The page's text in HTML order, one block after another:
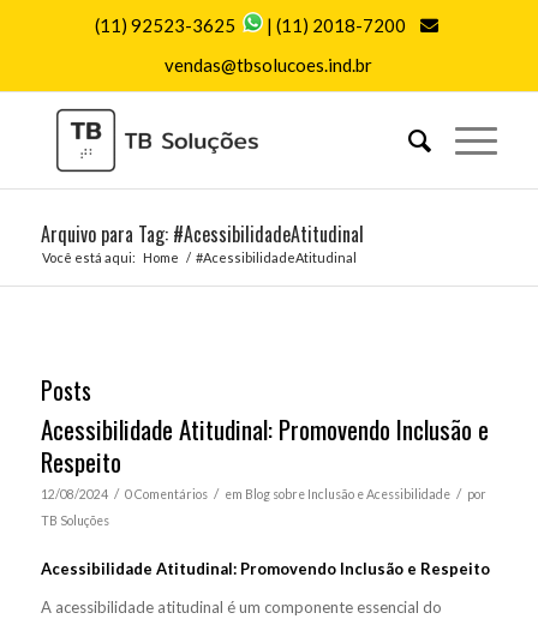
(11) 92523-3625 |(11) 2018-7200
vendas@tbsolucoes.ind.br
Arquivo para Tag: #AcessibilidadeAtitudinal
Você está aqui: Home / #AcessibilidadeAtitudinal
Posts
Acessibilidade Atitudinal: Promovendo Inclusão e
Respeito
12/08/2024 / 0 Comentários / em Blog sobre Inclusão e Acessibilidade / por
TB Soluções
Acessibilidade Atitudinal: Promovendo Inclusão e Respeito
A acessibilidade atitudinal é um componente essencial do